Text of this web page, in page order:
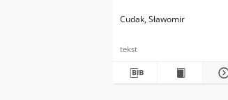
Cudak, Sławomir
tekst